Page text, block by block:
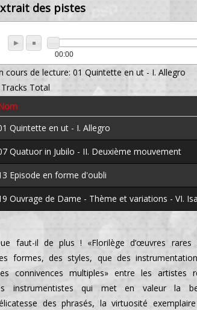
des pistes
00:00
cours de lecture:01 Quintette en ut - I. Allegro
Total
Quintette en ut - I. Allegro
Quatuor in Jubilo - II. Deuxième mouvement
Episode en forme d'oubli
Ouvrage de Dame - Thème et variations - VI.
faut-il de plus ! «Florilège d’œuvres
formes, des styles, que des
connivences multiples» entre les artistes
instrumentistes qui met en valeur la
des phrasés, la virtuosité